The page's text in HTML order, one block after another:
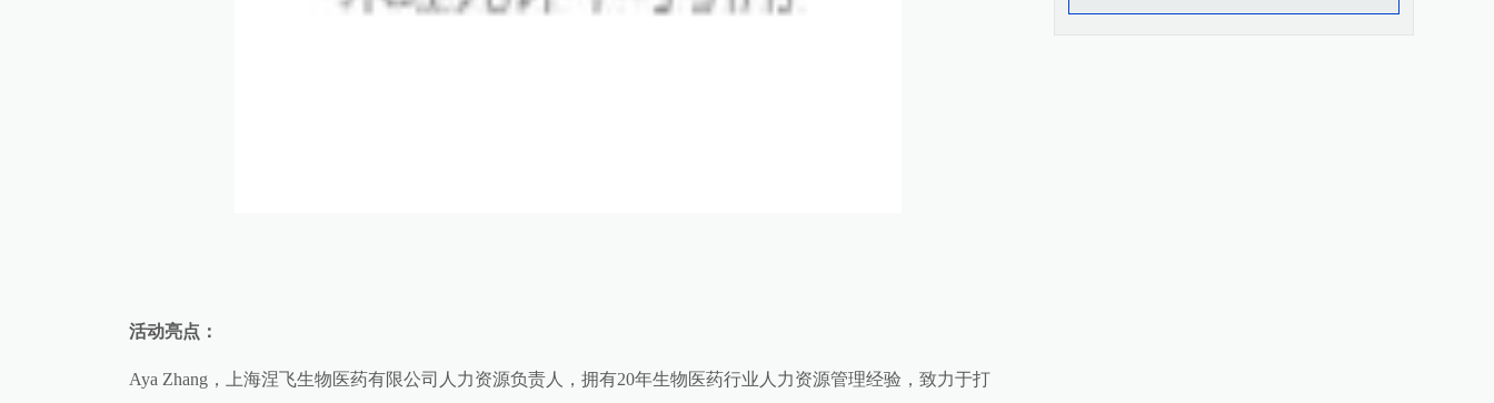
活动亮点：
Aya Zhang，上海涅飞生物医药有限公司人力资源负责人，拥有20年生物医药行业人力资源管理经验，致力于打